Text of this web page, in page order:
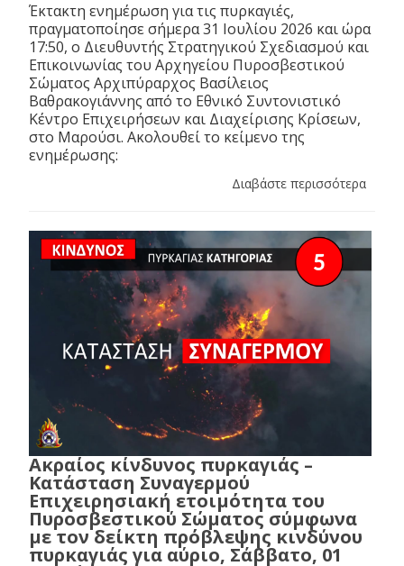
Έκτακτη ενημέρωση για τις πυρκαγιές,
πραγματοποίησε σήμερα 31 Ιουλίου 2026 και ώρα
17:50, ο Διευθυντής Στρατηγικού Σχεδιασμού και
Επικοινωνίας του Αρχηγείου Πυροσβεστικού
Σώματος Αρχιπύραρχος Βασίλειος
Βαθρακογιάννης από το Εθνικό Συντονιστικό
Κέντρο Επιχειρήσεων και Διαχείρισης Κρίσεων,
στο Μαρούσι. Ακολουθεί το κείμενο της
ενημέρωσης:
Διαβάστε περισσότερα
Ακραίος κίνδυνος πυρκαγιάς –
Κατάσταση Συναγερμού
Επιχειρησιακή ετοιμότητα του
Πυροσβεστικού Σώματος σύμφωνα
με τον δείκτη πρόβλεψης κινδύνου
πυρκαγιάς για αύριο, Σάββατο, 01